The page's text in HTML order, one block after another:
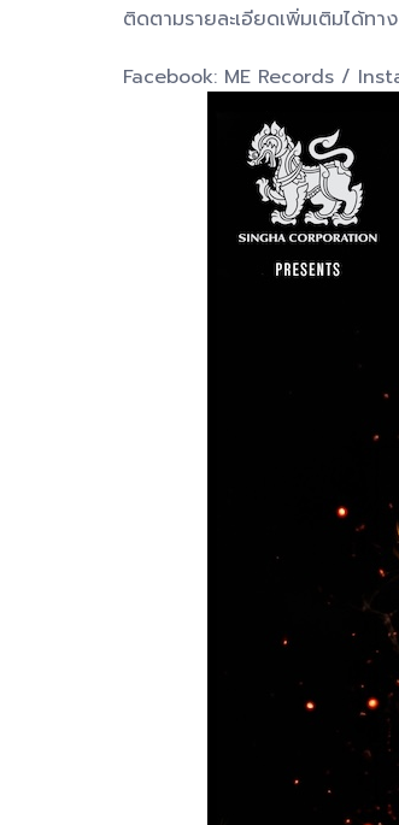
ติดตามรายละเอียดเพิ่มเติมได้ท
Facebook: ME Records /